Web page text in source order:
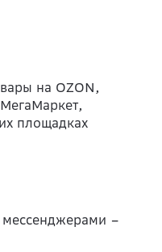
на OZON,
площадках
–